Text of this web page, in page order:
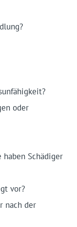
oder
haben Schädiger
vor?
nach der